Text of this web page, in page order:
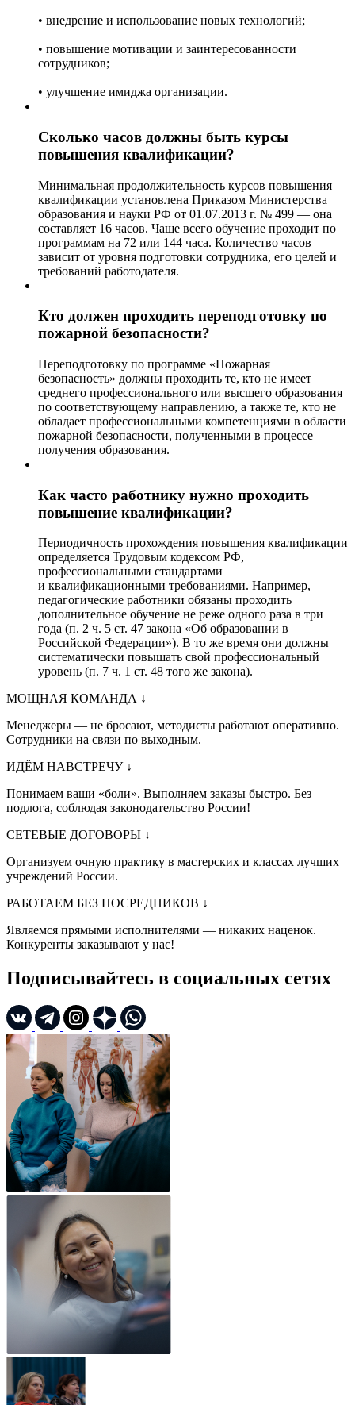
• внедрение и использование новых технологий;
• повышение мотивации и заинтересованности
сотрудников;
• улучшение имиджа организации.
Сколько часов должны быть курсы
повышения квалификации?
Минимальная продолжительность курсов повышения
квалификации установлена Приказом Министерства
образования и науки РФ от 01.07.2013 г. № 499 — она
составляет 16 часов. Чаще всего обучение проходит по
программам на 72 или 144 часа. Количество часов
зависит от уровня подготовки сотрудника, его целей и
требований работодателя.
Кто должен проходить переподготовку по
пожарной безопасности?
Переподготовку по программе «Пожарная
безопасность» должны проходить те, кто не имеет
среднего профессионального или высшего образования
по соответствующему направлению, а также те, кто не
обладает профессиональными компетенциями в области
пожарной безопасности, полученными в процессе
получения образования.
Как часто работнику нужно проходить
повышение квалификации?
Периодичность прохождения повышения квалификации
определяется Трудовым кодексом РФ,
профессиональными стандартами
и квалификационными требованиями. Например,
педагогические работники обязаны проходить
дополнительное обучение не реже одного раза в три
года (п. 2 ч. 5 ст. 47 закона «Об образовании в
Российской Федерации»). В то же время они должны
систематически повышать свой профессиональный
уровень (п. 7 ч. 1 ст. 48 того же закона).
МОЩНАЯ КОМАНДА ↓
Менеджеры — не бросают, методисты работают оперативно.
Сотрудники на связи по выходным.
ИДЁМ НАВСТРЕЧУ ↓
Понимаем ваши «боли». Выполняем заказы быстро. Без
подлога, соблюдая законодательство России!
СЕТЕВЫЕ ДОГОВОРЫ ↓
Организуем очную практику в мастерских и классах лучших
учреждений России.
РАБОТАЕМ БЕЗ ПОСРЕДНИКОВ ↓
Являемся прямыми исполнителями — никаких наценок.
Конкуренты заказывают у нас!
Подписывайтесь в социальных сетях